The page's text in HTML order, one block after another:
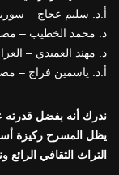
أ.د. سليم عجاج –
د. محمد الخطيب –
د. مهند العميدي –
أ.د. ياسمين فراج –
ندرك أنه بفضل قدرته
يظل المسرح ركيزة
التراث الثقافي الرائع